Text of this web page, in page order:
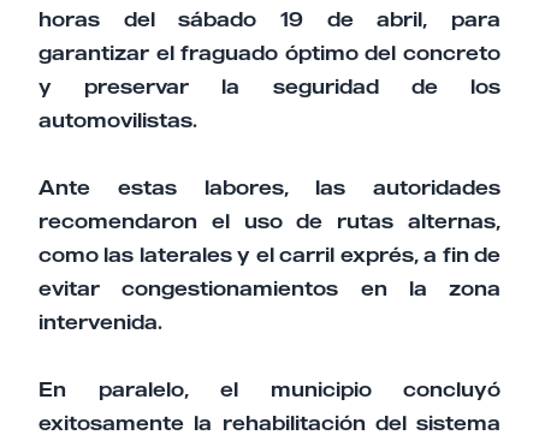
horas del sábado 19 de abril, para
garantizar el fraguado óptimo del concreto
y preservar la seguridad de los
automovilistas.
Ante estas labores, las autoridades
recomendaron el uso de rutas alternas,
como las laterales y el carril exprés, a fin de
evitar congestionamientos en la zona
intervenida.
En paralelo, el municipio concluyó
exitosamente la rehabilitación del sistema